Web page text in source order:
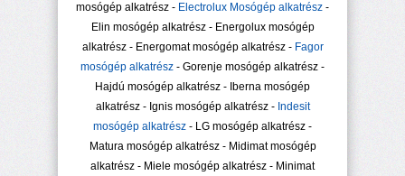
mosógép alkatrész - Electrolux Mosógép alkatrész -
Elin mosógép alkatrész - Energolux mosógép
alkatrész - Energomat mosógép alkatrész - Fagor
mosógép alkatrész - Gorenje mosógép alkatrész -
Hajdú mosógép alkatrész - Iberna mosógép
alkatrész - Ignis mosógép alkatrész - Indesit
mosógép alkatrész - LG mosógép alkatrész -
Matura mosógép alkatrész - Midimat mosógép
alkatrész - Miele mosógép alkatrész - Minimat